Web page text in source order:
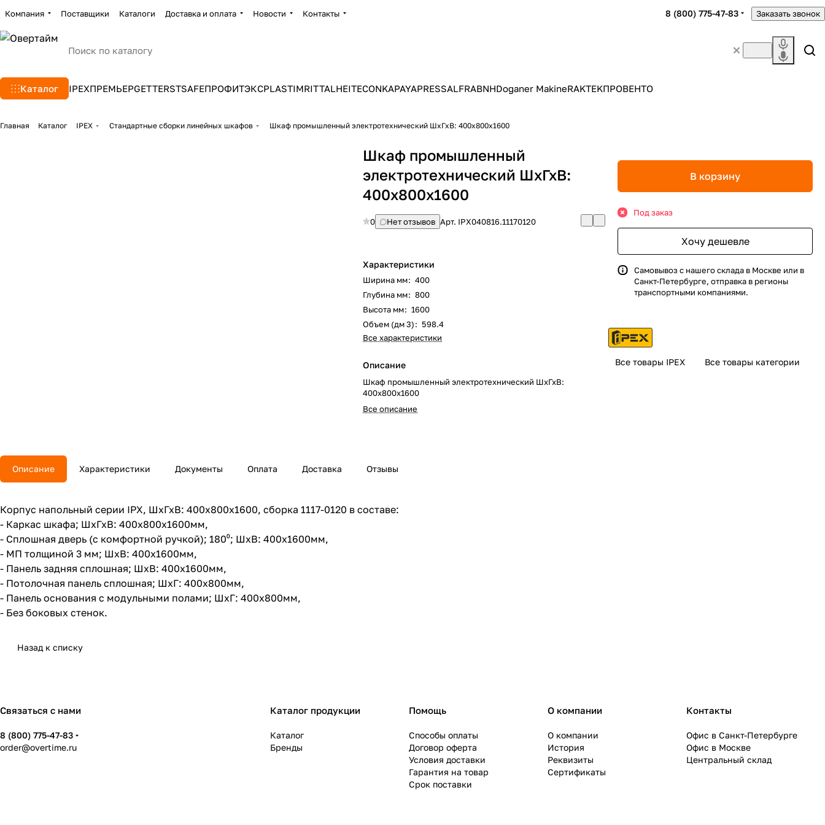
Компания Поставщики Каталоги Доставка и оплата Новости Контакты 8 (800) 775-47-83 Заказать звонок
Каталог IPEXПРЕМЬЕРGETTERSTSAFEПРОФИТЭКСPLASTIMRITTALHEITECONKAPAYAPRESSALFRABNHDoganer MakineRAKTEKПРОВЕНТО
Главная Каталог IPEX Стандартные сборки линейных шкафов Шкаф промышленный электротехнический ШхГхВ: 400х800х1600
Шкаф промышленный
электротехнический ШхГхВ:
400х800х1600
0 Нет отзывов Арт. IPX040816.11170120
Характеристики
Ширина мм: 400
Глубина мм: 800
Высота мм: 1600
Объем (дм 3): 598.4
Все характеристики
Описание
Шкаф промышленный электротехнический ШхГхВ:
400х800х1600
Все описание
В корзину
Под заказ
Хочу дешевле
Самовывоз с нашего склада в Москве или в
Санкт-Петербурге, отправка в регионы
транспортными компаниями.
Все товары IPEX Все товары категории
Описание Характеристики Документы Оплата Доставка Отзывы
Корпус напольный серии IPX, ШхГхВ: 400х800х1600, сборка 1117-0120 в составе:
- Каркас шкафа; ШхГхВ: 400x800х1600мм,
- Сплошная дверь (с комфортной ручкой); 180⁰; ШхВ: 400х1600мм,
- МП толщиной 3 мм; ШхВ: 400х1600мм,
- Панель задняя сплошная; ШхВ: 400х1600мм,
- Потолочная панель сплошная; ШхГ: 400х800мм,
- Панель основания с модульными полами; ШхГ: 400х800мм,
- Без боковых стенок.
Назад к списку
Связаться с нами
8 (800) 775-47-83
order@overtime.ru
Каталог продукции
Каталог
Бренды
Помощь
Способы оплаты
Договор оферта
Условия доставки
Гарантия на товар
Срок поставки
О компании
О компании
История
Реквизиты
Сертификаты
Контакты
Офис в Санкт-Петербурге
Офис в Москве
Центральный склад